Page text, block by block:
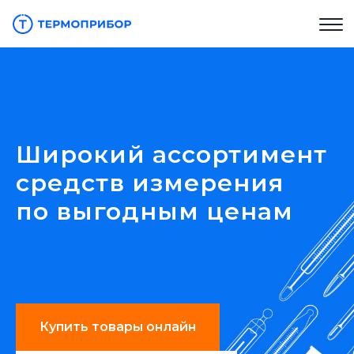
Широкий ассортимент
средств измерения
по выгодным ценам
Купить товары онлайн